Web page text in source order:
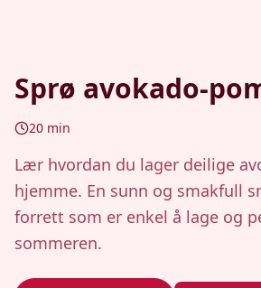
Sprø avokado-
20 min
Lær hvordan du lager deilige
hjemme. En sunn og smakfull
forrett som er enkel å lage og
sommeren.